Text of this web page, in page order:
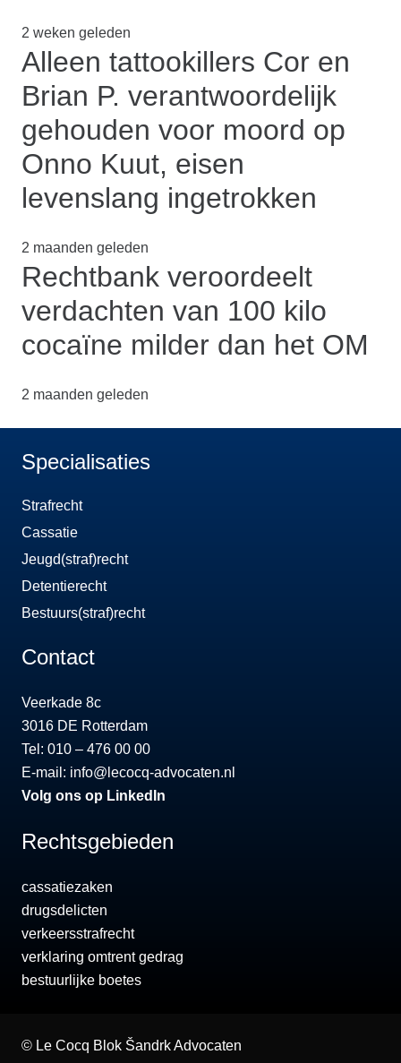
2 weken geleden
Alleen tattookillers Cor en
Brian P. verantwoordelijk
gehouden voor moord op
Onno Kuut, eisen
levenslang ingetrokken
2 maanden geleden
Rechtbank veroordeelt
verdachten van 100 kilo
cocaïne milder dan het OM
2 maanden geleden
Specialisaties
Strafrecht
Cassatie
Jeugd(straf)recht
Detentierecht
Bestuurs(straf)recht
Contact
Veerkade 8c
3016 DE Rotterdam
Tel: 010 – 476 00 00
E-mail: info@lecocq-advocaten.nl
Volg ons op LinkedIn
Rechtsgebieden
cassatiezaken
drugsdelicten
verkeersstrafrecht
verklaring omtrent gedrag
bestuurlijke boetes
© Le Cocq Blok Šandrk Advocaten